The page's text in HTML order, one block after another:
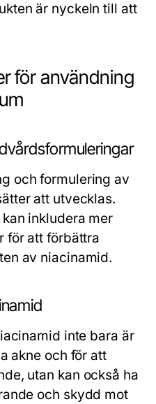
är nyckeln till att
för användning
och formulering av
att utvecklas.
inkludera mer
för att förbättra
av niacinamid.
inte bara är
akne och för att
utan kan också ha
och skydd mot